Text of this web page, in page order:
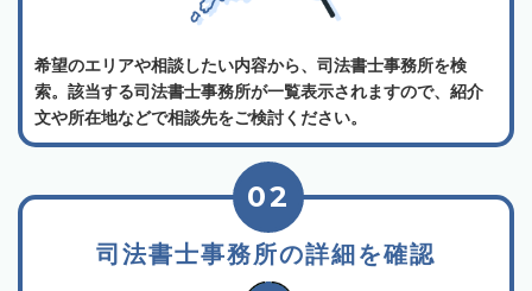
希望のエリアや相談したい内容から、司法書士事務所を検
索。該当する司法書士事務所が一覧表示されますので、紹介
文や所在地などで相談先をご検討ください。
司法書士事務所の詳細を確認
02